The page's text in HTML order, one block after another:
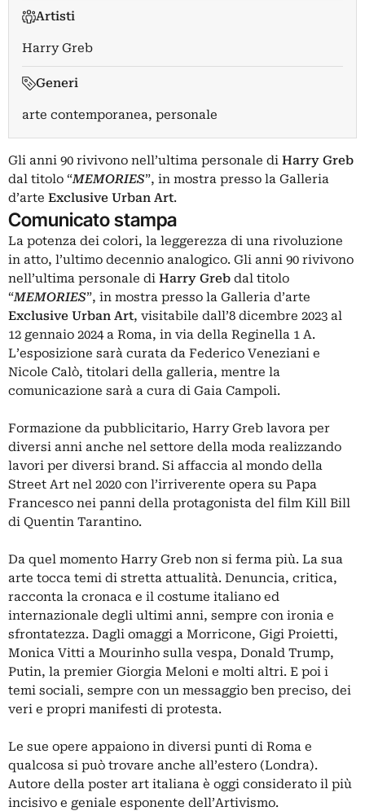
Artisti
Harry Greb
Generi
arte contemporanea, personale
Gli anni 90 rivivono nell’ultima personale di Harry Greb
dal titolo “MEMORIES”, in mostra presso la Galleria
d’arte Exclusive Urban Art.
Comunicato stampa
La potenza dei colori, la leggerezza di una rivoluzione
in atto, l’ultimo decennio analogico. Gli anni 90 rivivono
nell’ultima personale di Harry Greb dal titolo
“MEMORIES”, in mostra presso la Galleria d’arte
Exclusive Urban Art, visitabile dall’8 dicembre 2023 al
12 gennaio 2024 a Roma, in via della Reginella 1 A.
L’esposizione sarà curata da Federico Veneziani e
Nicole Calò, titolari della galleria, mentre la
comunicazione sarà a cura di Gaia Campoli.
Formazione da pubblicitario, Harry Greb lavora per
diversi anni anche nel settore della moda realizzando
lavori per diversi brand. Si affaccia al mondo della
Street Art nel 2020 con l’irriverente opera su Papa
Francesco nei panni della protagonista del film Kill Bill
di Quentin Tarantino.
Da quel momento Harry Greb non si ferma più. La sua
arte tocca temi di stretta attualità. Denuncia, critica,
racconta la cronaca e il costume italiano ed
internazionale degli ultimi anni, sempre con ironia e
sfrontatezza. Dagli omaggi a Morricone, Gigi Proietti,
Monica Vitti a Mourinho sulla vespa, Donald Trump,
Putin, la premier Giorgia Meloni e molti altri. E poi i
temi sociali, sempre con un messaggio ben preciso, dei
veri e propri manifesti di protesta.
Le sue opere appaiono in diversi punti di Roma e
qualcosa si può trovare anche all’estero (Londra).
Autore della poster art italiana è oggi considerato il più
incisivo e geniale esponente dell’Artivismo.